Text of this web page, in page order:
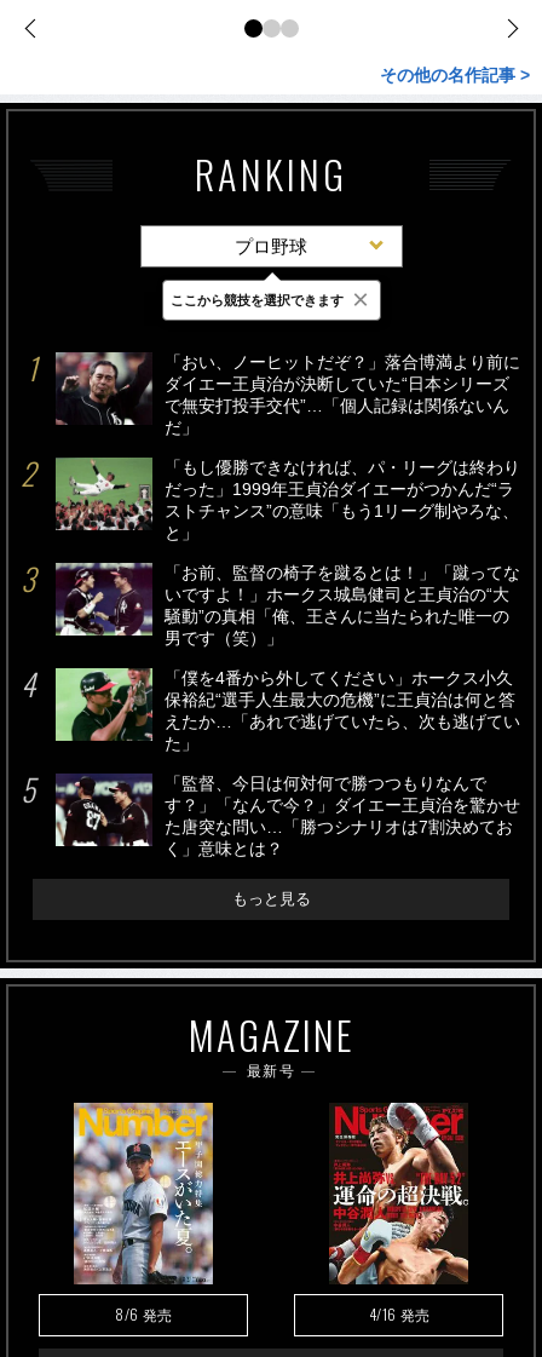
その他の名作記事 >
RANKING
プロ野球
最新 24時間 週間
「おい、ノーヒットだぞ？」落合博満より前に
ダイエー王貞治が決断していた“日本シリーズ
で無安打投手交代”…「個人記録は関係ないん
だ」
「もし優勝できなければ、パ・リーグは終わり
だった」1999年王貞治ダイエーがつかんだ“ラ
ストチャンス”の意味「もう1リーグ制やろな、
と」
「お前、監督の椅子を蹴るとは！」「蹴ってな
いですよ！」ホークス城島健司と王貞治の“大
騒動”の真相「俺、王さんに当たられた唯一の
男です（笑）」
「僕を4番から外してください」ホークス小久
保裕紀“選手人生最大の危機”に王貞治は何と答
えたか…「あれで逃げていたら、次も逃げてい
た」
「監督、今日は何対何で勝つつもりなんで
す？」「なんで今？」ダイエー王貞治を驚かせ
た唐突な問い…「勝つシナリオは7割決めてお
く」意味とは？
もっと見る
MAGAZINE
最新号
8/6 発売 4/16 発売
ここから競技を選択できます ×